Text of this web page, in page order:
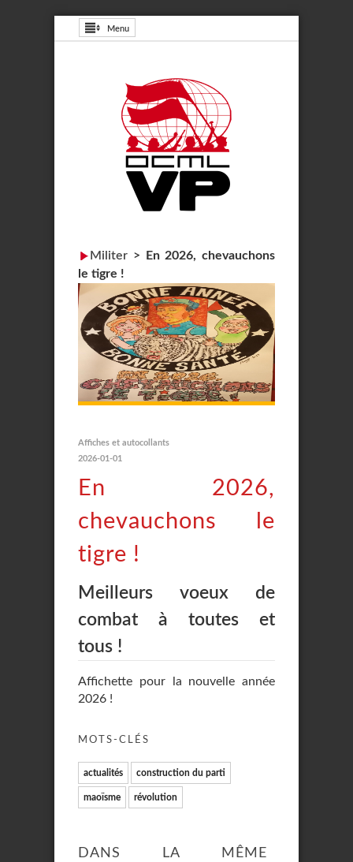
Menu
Militer >
En 2026, chevauchons
le tigre !
Affiches et autocollants
2026-01-01
En 2026,
chevauchons le
tigre !
Meilleurs voeux de
combat à toutes et
tous !
Affichette pour la nouvelle année
2026 !
MOTS-CLÉS
actualités construction du parti
maoïsme révolution
DANS LA MÊME